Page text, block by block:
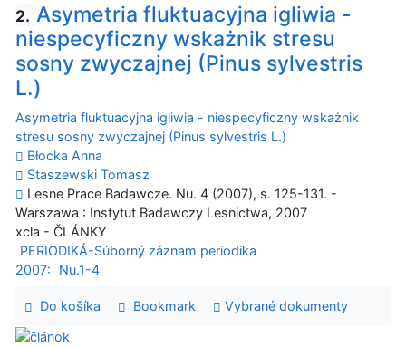
2. Asymetria fluktuacyjna igliwia -
niespecyficzny wskażnik stresu
sosny zwyczajnej (Pinus sylvestris
L.)
Asymetria fluktuacyjna igliwia - niespecyficzny wskażnik
stresu sosny zwyczajnej (Pinus sylvestris L.)
Błocka Anna
Staszewski Tomasz
Lesne Prace Badawcze. Nu. 4 (2007), s. 125-131. -
Warszawa : Instytut Badawczy Lesnictwa, 2007
xcla - ČLÁNKY
PERIODIKÁ-Súborný záznam periodika
2007:
Nu.1-4
Do košíka Bookmark Vybrané dokumenty